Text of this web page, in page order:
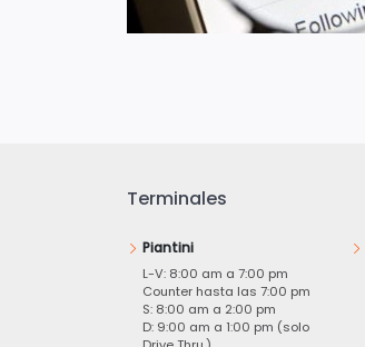
Terminales
Piantini
L-V: 8:00 am a 7:00 pm
Counter hasta las 7:00 pm
S: 8:00 am a 2:00 pm
D: 9:00 am a 1:00 pm (solo